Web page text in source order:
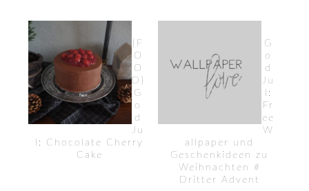
{F
O
O
D}
G
o
d
Ju
l: Chocolate Cherry
Cake
G
o
d
Ju
l:
Fr
ee
W
allpaper und
Geschenkideen zu
Weihnachten #
Dritter Advent